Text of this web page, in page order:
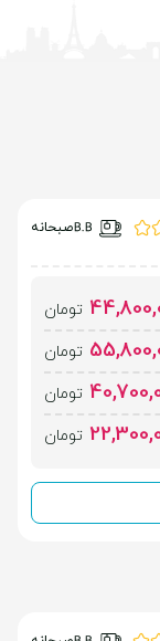
صبحانه
تومان
تومان
تومان
تومان